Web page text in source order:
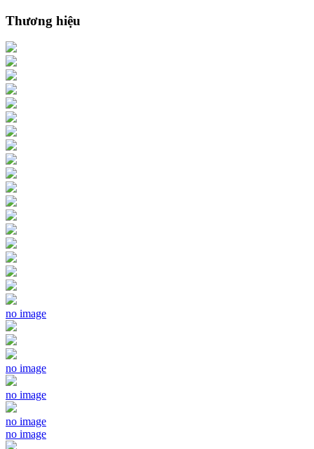
Thương hiệu
no image
no image
no image
no image
no image